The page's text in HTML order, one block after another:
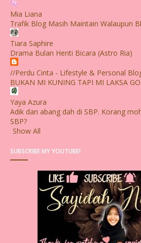
Mia Liana
Trafik Blog Masih Maintain Walaupun
Tiara Saphire
Drama Bulan Henti Bicara (Astro Ria)
//Perdu Cinta - Lifestyle & Personal
BUKAN MI KUNING TAPI MI LAKSA
Yaya Azura
Adik dan abang dah di SBP. Korang
SBP?
Show All
SUBSCRIBE MY YOUTUBE!